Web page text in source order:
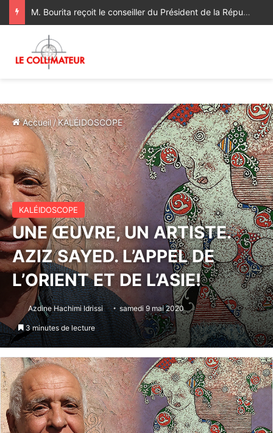
M. Bourita reçoit le conseiller du Président de la République de Roumanie, porteur d’un message adressé à SM le Roi
Accueil/KALÉIDOSCOPE
KALÉIDOSCOPE
UNE ŒUVRE, UN ARTISTE.
AZIZ SAYED. L’APPEL DE
L’ORIENT ET DE L’ASIE!
Azdine Hachimi Idrissi samedi 9 mai 2020
3 minutes de lecture